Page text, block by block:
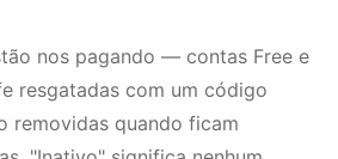
nos pagando — contas Free e
resgatadas com um código
removidas quando ficam